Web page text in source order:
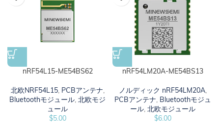
nRF54L15-ME54BS62
北欧NRF54L15, PCBアンテナ,
Bluetoothモジュール, 北欧モジ
ュール
$5.00
nRF54LM20A-ME54BS13
ノルディック nRF54LM20A,
PCBアンテナ, Bluetoothモジュ
ール, 北欧モジュール
$6.00